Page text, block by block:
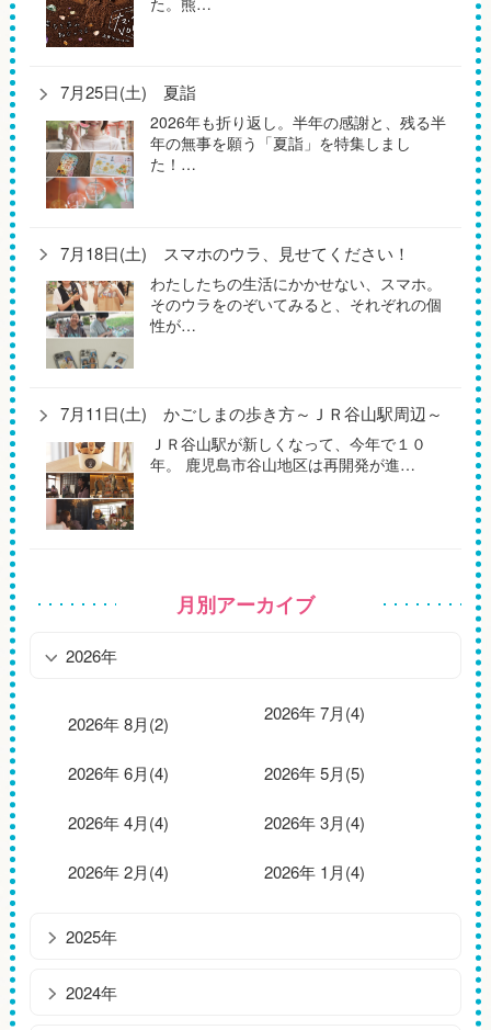
7月25日(土) 夏詣
2026年も折り返し。半年の感謝と、残る半
年の無事を願う「夏詣」を特集しまし
た！…
7月18日(土) スマホのウラ、見せてください！
わたしたちの生活にかかせない、スマホ。
そのウラをのぞいてみると、それぞれの個
性が…
7月11日(土) かごしまの歩き方～ＪＲ谷山駅周辺～
ＪＲ谷山駅が新しくなって、今年で１０
年。 鹿児島市谷山地区は再開発が進…
月別アーカイブ
2026年
2026年 8月(2) 2026年 7月(4)
2026年 6月(4) 2026年 5月(5)
2026年 4月(4) 2026年 3月(4)
2026年 2月(4) 2026年 1月(4)
2025年
2024年